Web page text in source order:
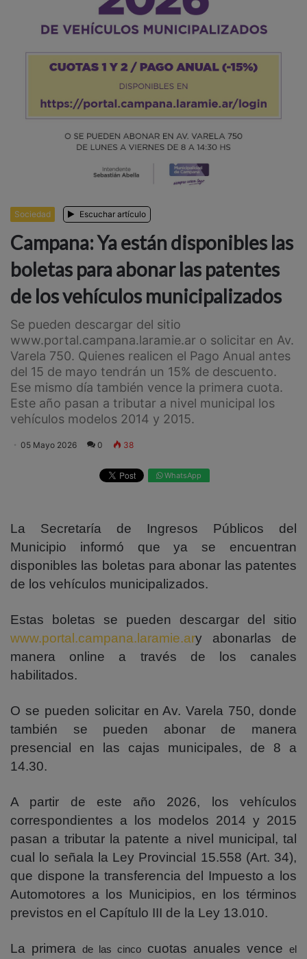
Sociedad Escuchar artículo
Campana: Ya están disponibles las
boletas para abonar las patentes
de los vehículos municipalizados
Se pueden descargar del sitio
www.portal.campana.laramie.ar o solicitar en Av.
Varela 750. Quienes realicen el Pago Anual antes
del 15 de mayo tendrán un 15% de descuento.
Ese mismo día también vence la primera cuota.
Este año pasan a tributar a nivel municipal los
vehículos modelos 2014 y 2015.
05 Mayo 2026 0 38
WhatsApp
La Secretaría de Ingresos Públicos del
Municipio informó que ya se encuentran
disponibles las boletas para abonar las patentes
de los vehículos municipalizados.
Estas boletas se pueden descargar del sitio
www.portal.campana.laramie.ary abonarlas de
manera online a través de los canales
habilitados.
O se pueden solicitar enAv. Varela 750, donde
también se pueden abonar de manera
presencial en las cajas municipales, de 8 a
14.30.
A partir de este año 2026, los vehículos
correspondientes a los modelos 2014 y 2015
pasan a tributar la patente a nivel municipal, tal
cual lo señala la Ley Provincial 15.558 (Art. 34),
que dispone la transferencia del Impuesto a los
Automotores a los Municipios, en los términos
previstos en el Capítulo III de la Ley 13.010.
La primera de las cinco cuotas anuales vence el